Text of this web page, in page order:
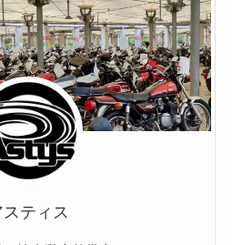
スティス